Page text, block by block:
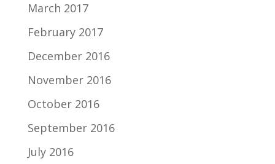
March 2017
February 2017
December 2016
November 2016
October 2016
September 2016
July 2016